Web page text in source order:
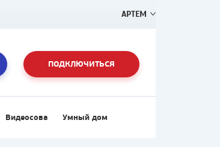
АРТЕМ
ПОДКЛЮЧИТЬСЯ
Видеосова Умный дом